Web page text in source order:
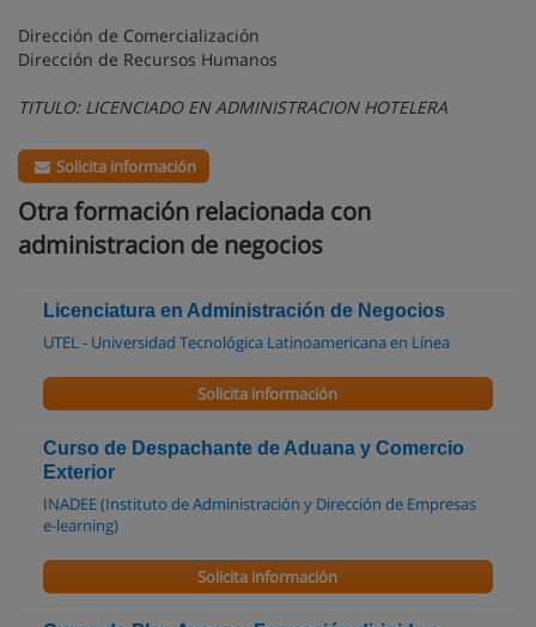
Dirección de Comercialización
Dirección de Recursos Humanos
TITULO: LICENCIADO EN ADMINISTRACION HOTELERA
Solicita información
Otra formación relacionada con
administracion de negocios
Licenciatura en Administración de Negocios
UTEL - Universidad Tecnológica Latinoamericana en Línea
Solicita información
Curso de Despachante de Aduana y Comercio
Exterior
INADEE (Instituto de Administración y Dirección de Empresas
e-learning)
Solicita información